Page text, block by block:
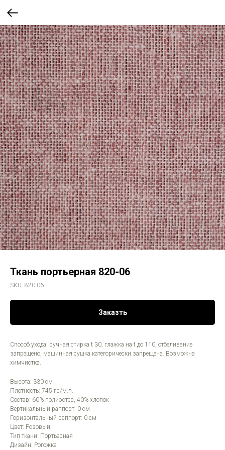
Ткань портьерная 820-06
SKU: 820-06
Заказть
Способ ухода: ручная стирка t 30, глажка на t до 110, отбеливание
запрещено, машинная сушка категорически запрещена. Возможна
химчистка.
Высота: 330 см
Плотность: 745 гр/м.п.
Состав: 60% полиэстер, 40% хлопок
Вертикальный раппорт: 0 см
Горизонтальный раппорт: 0 см
Цвет: Розовый
Тип ткани: Портьерная
Дизайн: Рогожка